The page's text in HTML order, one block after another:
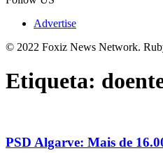
Advertise
© 2022 Foxiz News Network.
Etiqueta:
PSD Algarve: Mais de